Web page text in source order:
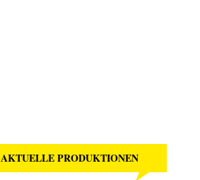
AKTUELLE PRODUKTIONEN